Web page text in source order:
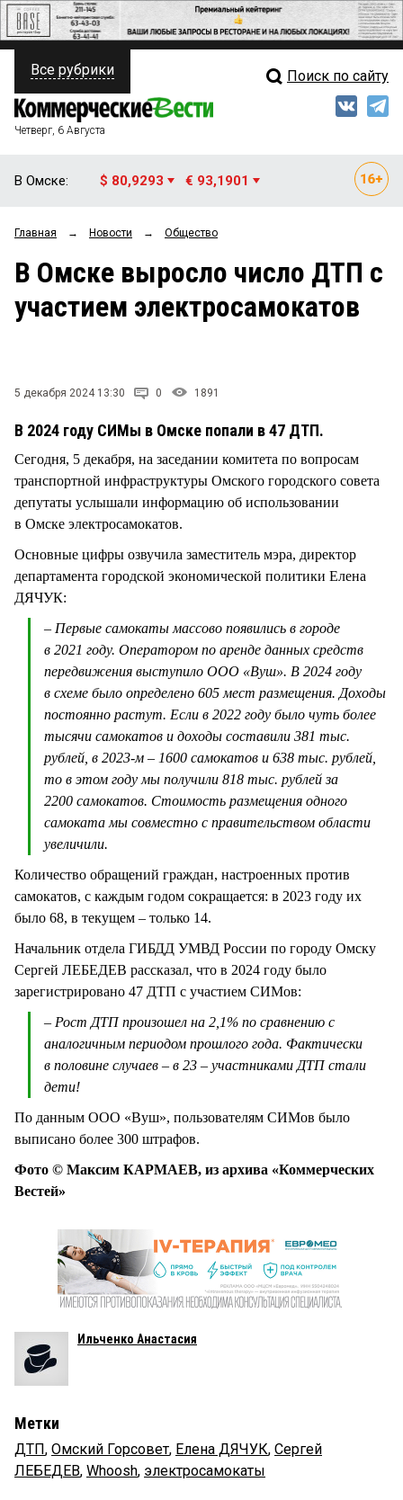
ПОЛИТИКА
ФИНАНСЫ
ОБЩЕСТВО
ЗАКОН
СТИЛЬ ЖИЗНИ
Свежий выпуск
Рейтинги
Блоги
Все рубрики Поиск по сайту
Четверг, 6 Августа
В Омске: $ 80,9293 € 93,1901
Главная → Новости → Общество
В Омске выросло число ДТП с
участием электросамокатов
5 декабря 2024 13:30 0 1891
В 2024 году СИМы в Омске попали в 47 ДТП.
Сегодня, 5 декабря, на заседании комитета по вопросам
транспортной инфраструктуры Омского городского совета
депутаты услышали информацию об использовании
в Омске электросамокатов.
Основные цифры озвучила заместитель мэра, директор
департамента городской экономической политики Елена
ДЯЧУК:
– Первые самокаты массово появились в городе
в 2021 году. Оператором по аренде данных средств
передвижения выступило ООО «Вуш». В 2024 году
в схеме было определено 605 мест размещения. Доходы
постоянно растут. Если в 2022 году было чуть более
тысячи самокатов и доходы составили 381 тыс.
рублей, в 2023-м – 1600 самокатов и 638 тыс. рублей,
то в этом году мы получили 818 тыс. рублей за
2200 самокатов. Стоимость размещения одного
самоката мы совместно с правительством области
увеличили.
Количество обращений граждан, настроенных против
самокатов, с каждым годом сокращается: в 2023 году их
было 68, в текущем – только 14.
Начальник отдела ГИБДД УМВД России по городу Омску
Сергей ЛЕБЕДЕВ рассказал, что в 2024 году было
зарегистрировано 47 ДТП с участием СИМов:
– Рост ДТП произошел на 2,1% по сравнению с
аналогичным периодом прошлого года. Фактически
в половине случаев – в 23 – участниками ДТП стали
дети!
По данным ООО «Вуш», пользователям СИМов было
выписано более 300 штрафов.
Фото © Максим КАРМАЕВ, из архива «Коммерческих
Вестей»
Ильченко Анастасия
Метки
ДТП, Омский Горсовет, Елена ДЯЧУК, Сергей
ЛЕБЕДЕВ, Whoosh, электросамокаты